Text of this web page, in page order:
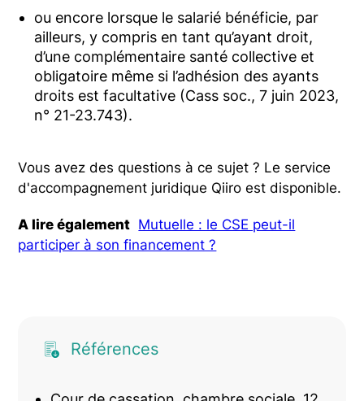
ou encore lorsque le salarié bénéficie, par
ailleurs, y compris en tant qu’ayant droit,
d’une complémentaire santé collective et
obligatoire même si l’adhésion des ayants
droits est facultative (Cass soc., 7 juin 2023,
n° 21-23.743).
Vous avez des questions à ce sujet ? Le service
d'accompagnement juridique Qiiro est disponible.
A lire également Mutuelle : le CSE peut-il
participer à son financement ?
Références